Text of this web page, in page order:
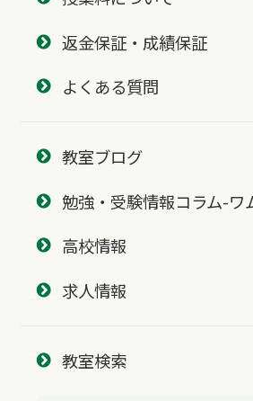
返金保証・成績保証
よくある質問
教室ブログ
勉強・受験情報コラム-ワ
高校情報
求人情報
教室検索